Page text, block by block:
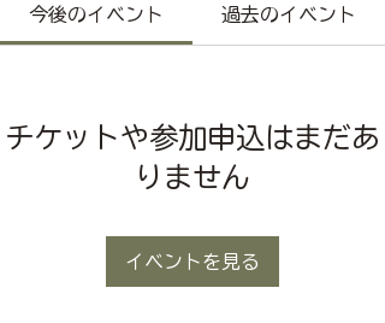
今後のイベント 過去のイベント
チケットや参加申込はまだあ
りません
イベントを見る